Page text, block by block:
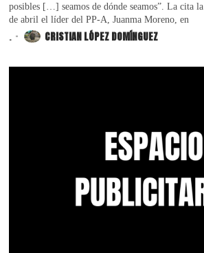
posibles […] seamos de dónde seamos”. La cita
de abril el líder del PP-A, Juanma Moreno, en
. CRISTIAN LÓPEZ DOMÍNGUEZ